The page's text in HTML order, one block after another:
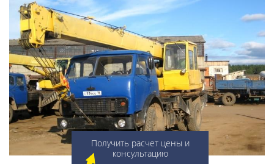
Получить расчет цены и
консультацию